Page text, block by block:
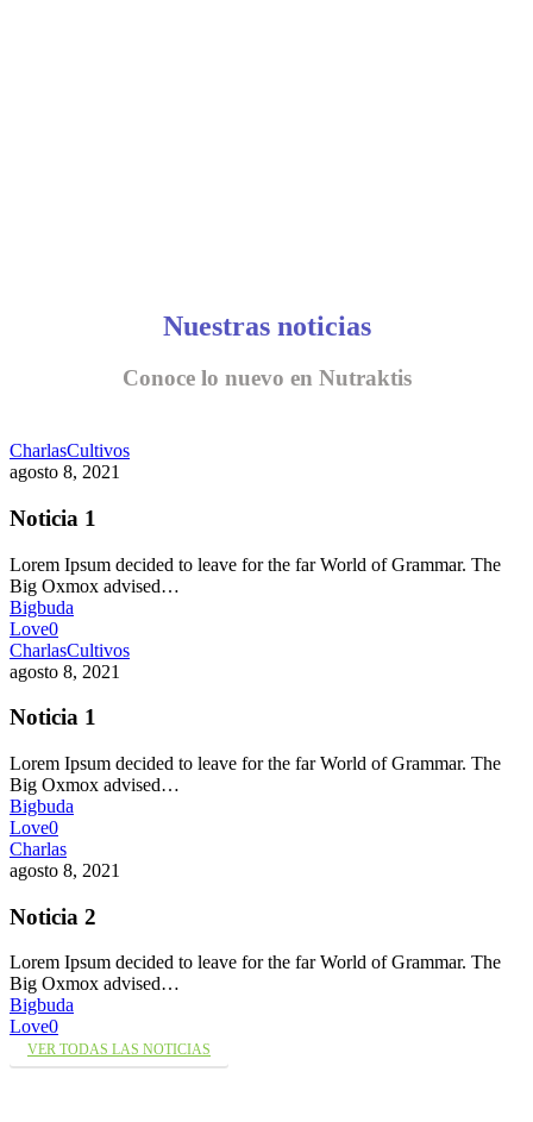
Nuestras noticias
Conoce lo nuevo en Nutraktis
CharlasCultivos
agosto 8, 2021
Noticia 1
Lorem Ipsum decided to leave for the far World of Grammar. The
Big Oxmox advised…
Bigbuda
Love0
CharlasCultivos
agosto 8, 2021
Noticia 1
Lorem Ipsum decided to leave for the far World of Grammar. The
Big Oxmox advised…
Bigbuda
Love0
Charlas
agosto 8, 2021
Noticia 2
Lorem Ipsum decided to leave for the far World of Grammar. The
Big Oxmox advised…
Bigbuda
Love0
VER TODAS LAS NOTICIAS